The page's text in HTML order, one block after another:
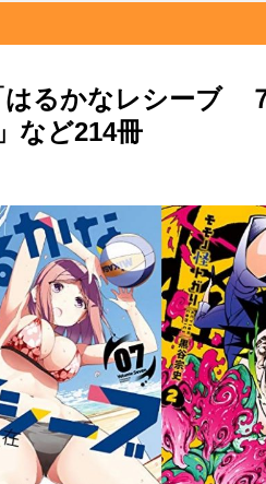
はるかなレシーブ
など214冊